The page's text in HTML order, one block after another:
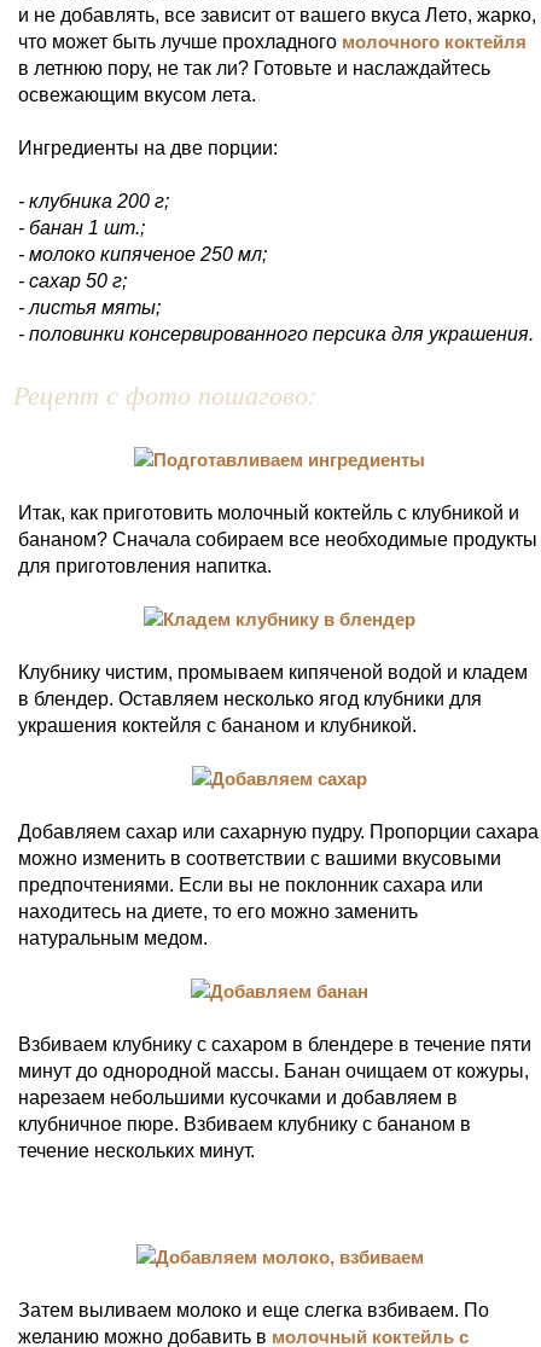
и не добавлять, все зависит от вашего вкуса Лето, жарко,
что может быть лучше прохладного молочного коктейля
в летнюю пору, не так ли? Готовьте и наслаждайтесь
освежающим вкусом лета.
Ингредиенты на две порции:
- клубника 200 г;
- банан 1 шт.;
- молоко кипяченое 250 мл;
- сахар 50 г;
- листья мяты;
- половинки консервированного персика для украшения.
Рецепт с фото пошагово:
Итак, как приготовить молочный коктейль с клубникой и
бананом? Сначала собираем все необходимые продукты
для приготовления напитка.
Клубнику чистим, промываем кипяченой водой и кладем
в блендер. Оставляем несколько ягод клубники для
украшения коктейля с бананом и клубникой.
Добавляем сахар или сахарную пудру. Пропорции сахара
можно изменить в соответствии с вашими вкусовыми
предпочтениями. Если вы не поклонник сахара или
находитесь на диете, то его можно заменить
натуральным медом.
Взбиваем клубнику с сахаром в блендере в течение пяти
минут до однородной массы. Банан очищаем от кожуры,
нарезаем небольшими кусочками и добавляем в
клубничное пюре. Взбиваем клубнику с бананом в
течение нескольких минут.
Затем выливаем молоко и еще слегка взбиваем. По
желанию можно добавить в молочный коктейль с